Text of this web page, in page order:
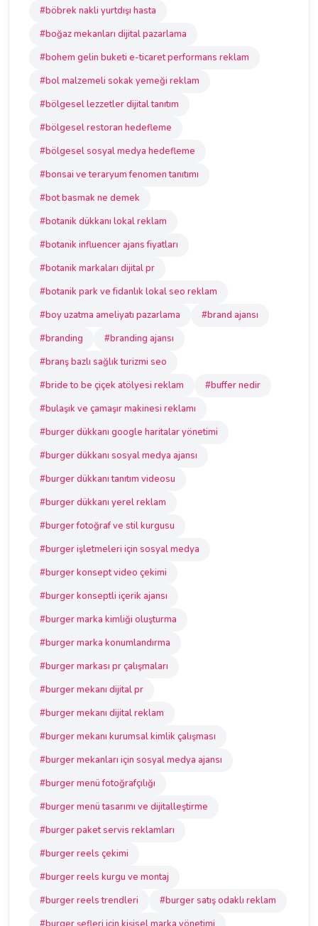
#böbrek nakli yurtdışı hasta
#boğaz mekanları dijital pazarlama
#bohem gelin buketi e-ticaret performans reklam
#bol malzemeli sokak yemeği reklam
#bölgesel lezzetler dijital tanıtım
#bölgesel restoran hedefleme
#bölgesel sosyal medya hedefleme
#bonsai ve teraryum fenomen tanıtımı
#bot basmak ne demek
#botanik dükkanı lokal reklam
#botanik influencer ajans fiyatları
#botanik markaları dijital pr
#botanik park ve fidanlık lokal seo reklam
#boy uzatma ameliyatı pazarlama
#brand ajansı
#branding
#branding ajansı
#branş bazlı sağlık turizmi seo
#bride to be çiçek atölyesi reklam
#buffer nedir
#bulaşık ve çamaşır makinesi reklamı
#burger dükkanı google haritalar yönetimi
#burger dükkanı sosyal medya ajansı
#burger dükkanı tanıtım videosu
#burger dükkanı yerel reklam
#burger fotoğraf ve stil kurgusu
#burger işletmeleri için sosyal medya
#burger konsept video çekimi
#burger konseptli içerik ajansı
#burger marka kimliği oluşturma
#burger marka konumlandırma
#burger markası pr çalışmaları
#burger mekanı dijital pr
#burger mekanı dijital reklam
#burger mekanı kurumsal kimlik çalışması
#burger mekanları için sosyal medya ajansı
#burger menü fotoğrafçılığı
#burger menü tasarımı ve dijitalleştirme
#burger paket servis reklamları
#burger reels çekimi
#burger reels kurgu ve montaj
#burger reels trendleri
#burger satış odaklı reklam